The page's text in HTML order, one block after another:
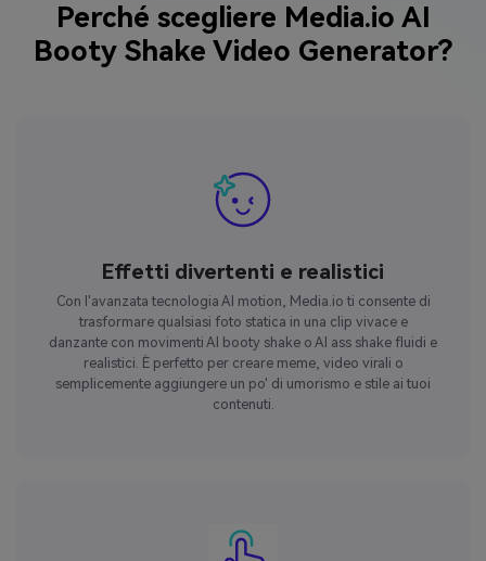
Perché scegliere Media.io AI
Booty Shake Video Generator?
Effetti divertenti e realistici
Con l'avanzata tecnologia AI motion, Media.io ti consente di
trasformare qualsiasi foto statica in una clip vivace e
danzante con movimenti AI booty shake o AI ass shake fluidi e
realistici. È perfetto per creare meme, video virali o
semplicemente aggiungere un po' di umorismo e stile ai tuoi
contenuti.